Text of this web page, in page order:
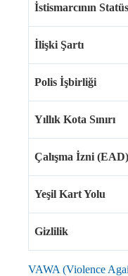
İstismarcının
İlişki Şartı
Polis İşbirliği
Yıllık Kota Sınırı
Çalışma İzni (EAD)
Yeşil Kart Yolu
Gizlilik
VAWA (Violence